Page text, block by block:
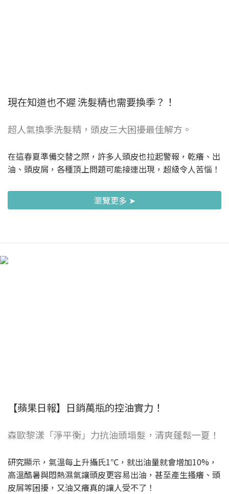
現在知道也不遲 洗髮精也需要換季？！
超人氣換季洗髮精，頭皮三大困擾最佳解方。
在這春夏準備交替之際，許多人頭皮也拉起警報，乾癢、出
油、頭皮屑，各種頂上問題可能接連出現，超級令人苦惱！
瀏覽更多 ➤
【蘋果日報】日銷萬瓶的控油實力！
森歐黎漾「淨平衡」力抗油頭塌髮，清爽蓬鬆一夏！
研究顯示，氣溫每上升攝氏1℃，就出油量就會增加10%，
高溫酷暑與悶熱濕氣讓頭皮更容易出油，甚至產生搔癢、頭
皮屑等困擾，又油又癢真的讓人受不了！